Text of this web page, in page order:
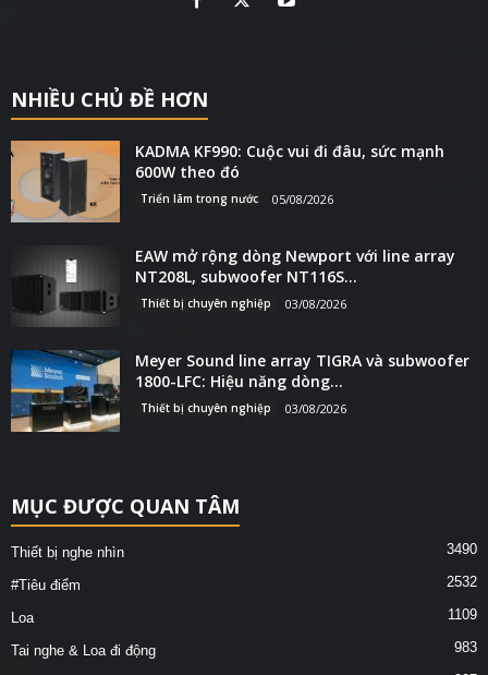
NHIỀU CHỦ ĐỀ HƠN
KADMA KF990: Cuộc vui đi đâu, sức mạnh
600W theo đó
Triển lãm trong nước 05/08/2026
EAW mở rộng dòng Newport với line array
NT208L, subwoofer NT116S...
Thiết bị chuyên nghiệp 03/08/2026
Meyer Sound line array TIGRA và subwoofer
1800-LFC: Hiệu năng dòng...
Thiết bị chuyên nghiệp 03/08/2026
MỤC ĐƯỢC QUAN TÂM
Thiết bị nghe nhìn 3490
#Tiêu điểm 2532
Loa 1109
Tai nghe & Loa đi động
983